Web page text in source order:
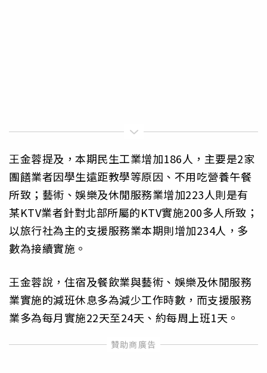
王金蓉提及，本期民生工業增加186人，主要是2家
團饍業者因學生遠距教學等原因、不用吃營養午餐
所致；藝術、娛樂及休閒服務業增加223人則是有
某KTV業者針對北部所屬的KTV實施200多人所致；
以旅行社為主的支援服務業本期則增加234人，多
數為接續實施。
王金蓉說，住宿及餐飲業與藝術、娛樂及休閒服務
業實施的減班休息多為減少工作時數，而支援服務
業多為每月實施22天至24天、約每周上班1天。